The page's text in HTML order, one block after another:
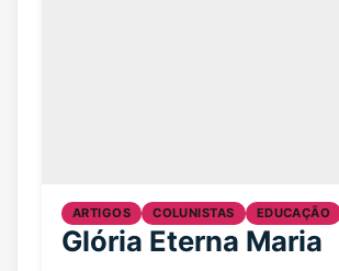
ARTIGOS COLUNISTAS EDUCAÇÃO
Glória Eterna Maria